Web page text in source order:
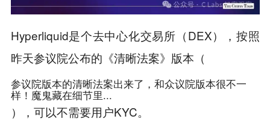
Hyperliquid是个去中心化交易所（DEX），按照
昨天参议院公布的《清晰法案》版本（
参议院版本的清晰法案出来了，和众议院版本很不一
样！魔鬼藏在细节里...
），可以不需要用户KYC。